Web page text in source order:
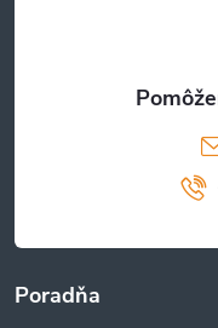
Poradňa